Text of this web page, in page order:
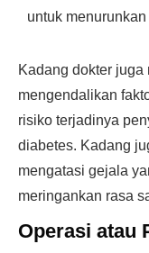
untuk
Kadang dokter
mengendalikan
risiko terjadinya
diabetes. Kadang
mengatasi gejala
meringankan rasa
Operasi atau